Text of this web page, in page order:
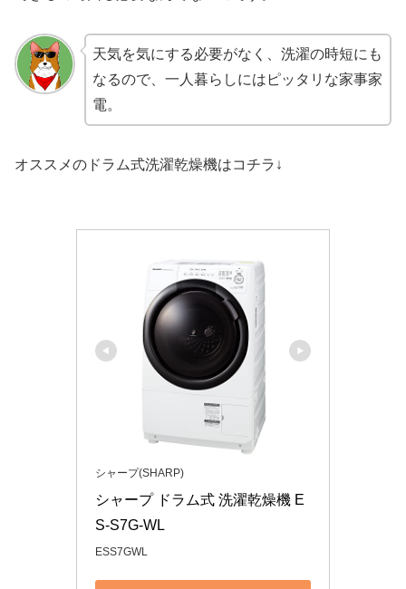
天気を気にする必要がなく、洗濯の時短にも
なるので、一人暮らしにはピッタリな家事家
電。
オススメのドラム式洗濯乾燥機はコチラ↓
シャープ(SHARP)
シャープ ドラム式 洗濯乾燥機 E
S-S7G-WL
ESS7GWL